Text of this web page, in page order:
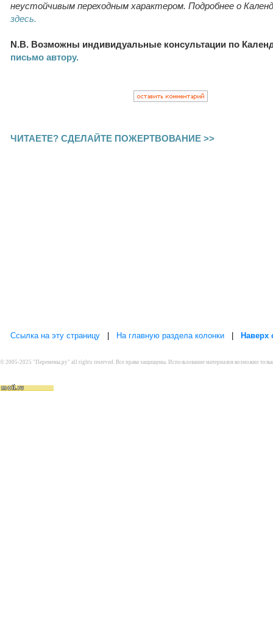
неустойчивым переходным характером. Подробнее о
здесь.
N.B. Возможны индивидуальные консультации по
письмо автору.
ЧИТАЕТЕ? СДЕЛАЙТЕ ПОЖЕРТВОВАНИЕ >>
Ссылка на эту страницу На главную раздела колонки Наверх
© 2005-2025 "Перемены.ру" all rights reserved. Все права защищены. Использование материалов возможно